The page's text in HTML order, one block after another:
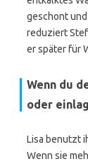
geschont
reduziert
er später für
Wenn du
oder
Lisa benutzt
Wenn sie